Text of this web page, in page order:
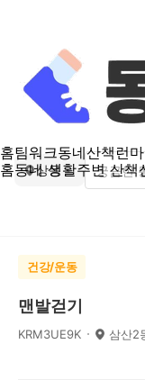
홈팀워크동네산책런
홈동네 생활주변 산책
상동
건강/운동
맨발걷기
KRM3UE9K 삼산2